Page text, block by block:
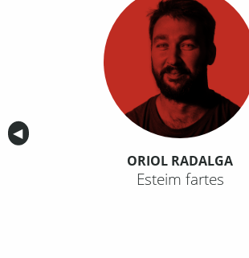
Anterior
◀︎
ORIOL RADALGA
Esteim fartes